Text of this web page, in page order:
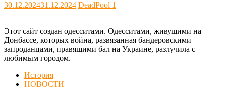
30.12.202431.12.2024 DeadPool 1
Этот сайт создан одесситами. Одесситами, живущими на
Донбассе, которых война, развязанная бандеровскими
запроданцами, правящими бал на Украине, разлучила с
любимым городом.
История
НОВОСТИ